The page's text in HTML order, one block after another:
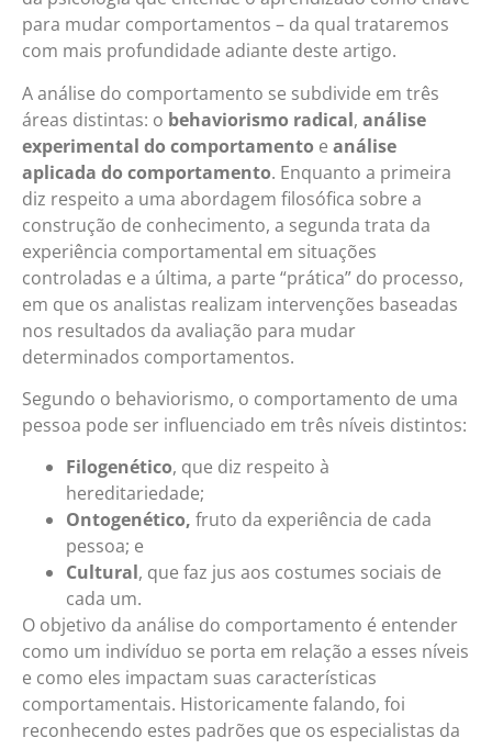
para mudar comportamentos – da qual trataremos
com mais profundidade adiante deste artigo.
A análise do comportamento se subdivide em três
áreas distintas: o behaviorismo radical, análise
experimental do comportamento e análise
aplicada do comportamento. Enquanto a primeira
diz respeito a uma abordagem filosófica sobre a
construção de conhecimento, a segunda trata da
experiência comportamental em situações
controladas e a última, a parte “prática” do processo,
em que os analistas realizam intervenções baseadas
nos resultados da avaliação para mudar
determinados comportamentos.
Segundo o behaviorismo, o comportamento de uma
pessoa pode ser influenciado em três níveis distintos:
Filogenético, que diz respeito à
hereditariedade;
Ontogenético, fruto da experiência de cada
pessoa; e
Cultural, que faz jus aos costumes sociais de
cada um.
O objetivo da análise do comportamento é entender
como um indivíduo se porta em relação a esses níveis
e como eles impactam suas características
comportamentais. Historicamente falando, foi
reconhecendo estes padrões que os especialistas da